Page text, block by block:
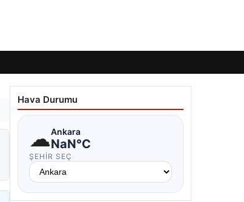
Hava Durumu
☁Ankara
NaN°C
ŞEHIR SEÇ